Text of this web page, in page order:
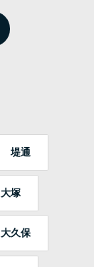
堤通
大塚
大久保